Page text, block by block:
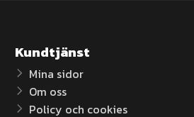
Kundtjänst
Mina sidor
Om oss
Policy och cookies